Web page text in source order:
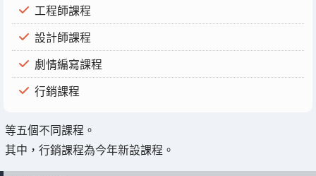
工程師課程
設計師課程
劇情編寫課程
行銷課程
等五個不同課程。
其中，行銷課程為今年新設課程。